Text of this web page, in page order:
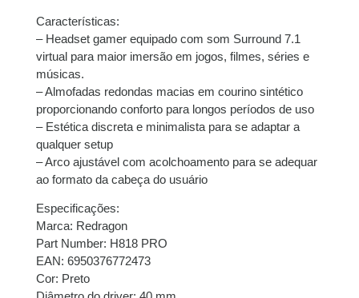
4x deR$105,27com
juros
R$421,08
5x deR$ 84,47com
juros
R$422,35
6x deR$70,81
juros
7x deR$61,29
juros
8x deR$53,94com
Características:
– Headset gamer equipado com som Surround 7.1
virtual para maior imersão em jogos, filmes, séries e
músicas.
– Almofadas redondas macias em courino sintético
proporcionando conforto para longos períodos de uso
– Estética discreta e minimalista para se adaptar a
qualquer setup
– Arco ajustável com acolchoamento para se adequar
ao formato da cabeça do usuário
Especificações:
Marca: Redragon
Part Number: H818 PRO
EAN: 6950376772473
Cor: Preto